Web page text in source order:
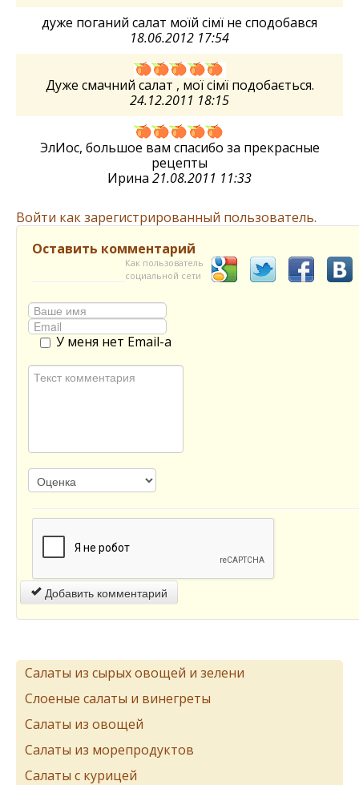
дуже поганий салат моїй сімї не сподобався
18.06.2012 17:54
Дуже смачний салат , мої сімї подобається.
24.12.2011 18:15
ЭлИос, большое вам спасибо за прекрасные
рецепты
Ирина 21.08.2011 11:33
Войти как зарегистрированный пользователь.
Оставить комментарий
Как пользователь
социальной сети
У меня нет Email-а
Добавить комментарий
Салаты из сырых овощей и зелени
Слоеные салаты и винегреты
Салаты из овощей
Салаты из морепродуктов
Салаты с курицей